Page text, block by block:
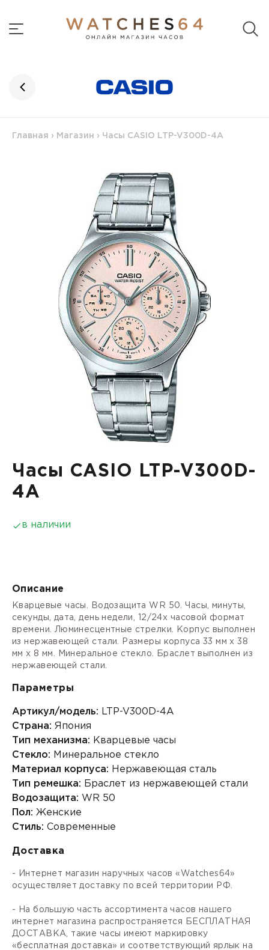
Главная › Магазин › Часы CASIO LTP-V300D-4A
Часы CASIO LTP-V300D-
4A
в наличии
Описание
Кварцевые часы. Водозащита WR 50. Часы, минуты,
секунды, дата, день недели, 12/24х часовой формат
времени. Люминесцентные стрелки. Корпус выполнен
из нержавеющей стали. Размеры корпуса 33 мм x 38
мм x 8 мм. Минеральное стекло. Браслет выполнен из
нержавеющей стали.
Параметры
Артикул/модель: LTP-V300D-4A
Страна: Япония
Тип механизма: Кварцевые часы
Стекло: Минеральное стекло
Материал корпуса: Нержавеющая сталь
Тип ремешка: Браслет из нержавеющей стали
Водозащита: WR 50
Пол: Женские
Стиль: Современные
Доставка
- Интернет магазин наручных часов «Watches64»
осуществляет доставку по всей территории РФ.
- На большую часть ассортимента часов нашего
интернет магазина распространяется БЕСПЛАТНАЯ
ДОСТАВКА, такие часы имеют маркировку
«бесплатная доставка» и соответствующий ярлык на